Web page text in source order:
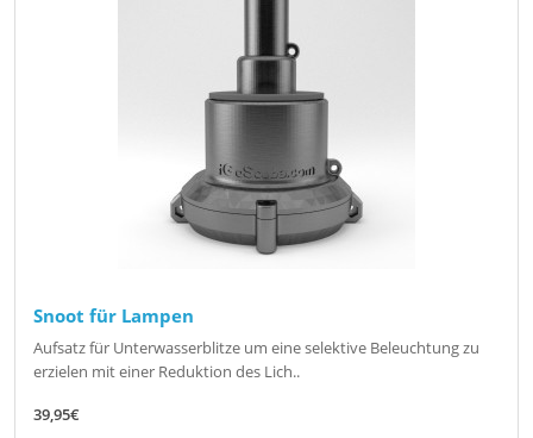
Snoot für Lampen
Aufsatz für Unterwasserblitze um eine selektive Beleuchtung zu
erzielen mit einer Reduktion des Lich..
39,95€